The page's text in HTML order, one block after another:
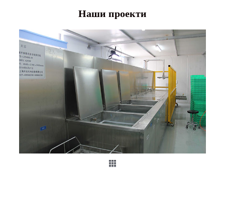
Наши проекти